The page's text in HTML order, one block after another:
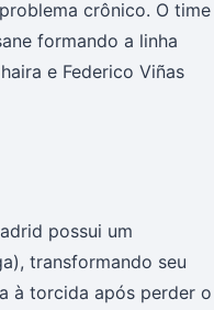
crônico. O time
formando a linha
e Federico Viñas
possui um
transformando seu
à torcida após perder o